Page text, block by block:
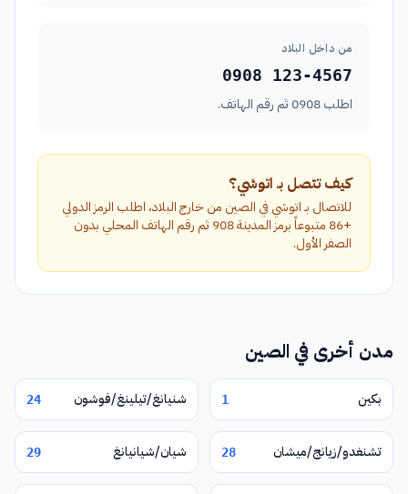
من داخل البلاد
0908 123-4567
اطلب 0908 ثم رقم الهاتف.
كيف تتصل بـ اتوشي؟
للاتصال بـ اتوشي في الصين من خارج البلاد، اطلب الرمز الدولي
+86 متبوعاً برمز المدينة 908 ثم رقم الهاتف المحلي بدون
الصفر الأول.
مدن أخرى في الصين
بكين 1 شنيانغ/تيلينغ/فوشون 24
تشنغدو/زيانج/ميشان 28 شيان/شيانيانغ 29